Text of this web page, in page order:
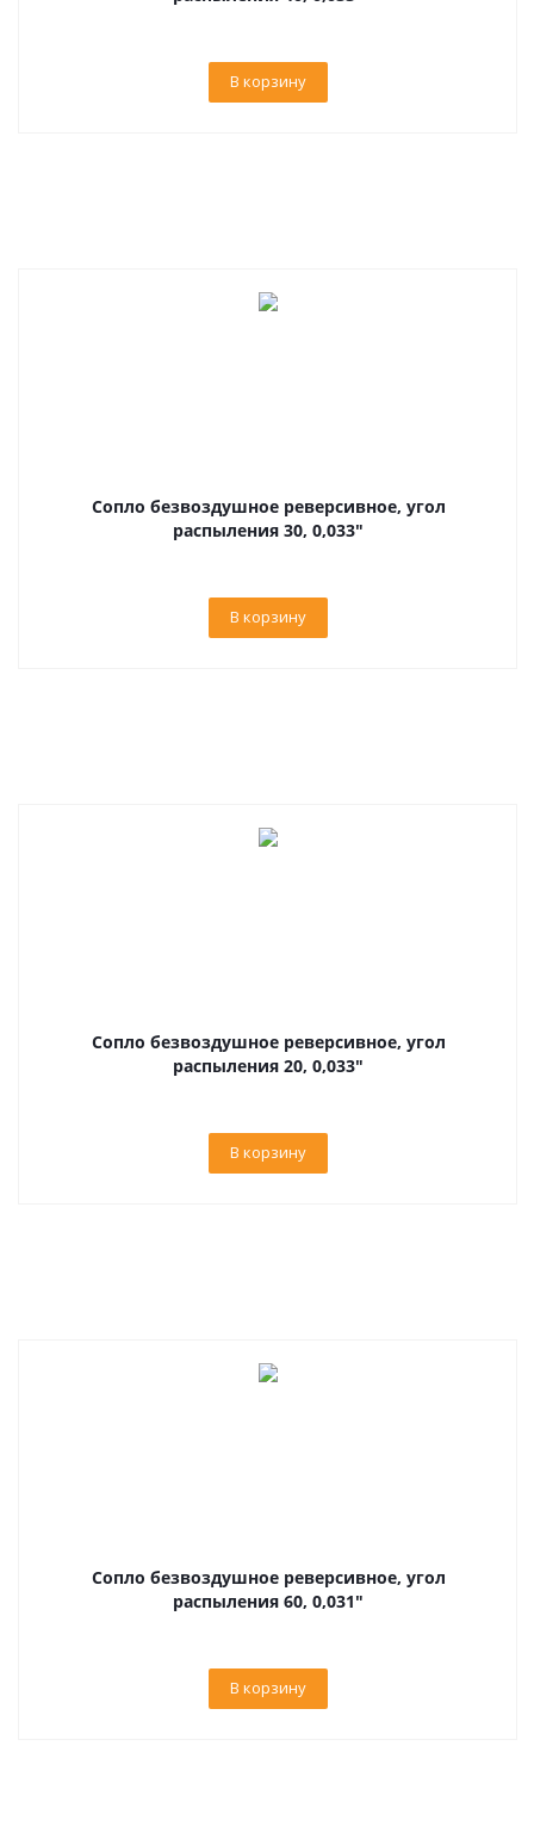
В корзину
Сопло безвоздушное реверсивное, угол
распыления 30, 0,033"
В корзину
Сопло безвоздушное реверсивное, угол
распыления 20, 0,033"
В корзину
Сопло безвоздушное реверсивное, угол
распыления 60, 0,031"
В корзину